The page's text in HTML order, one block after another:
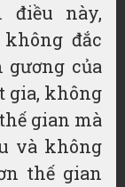
điều này,
đắc
gương của
gia, không
gian mà
và không
thế gian